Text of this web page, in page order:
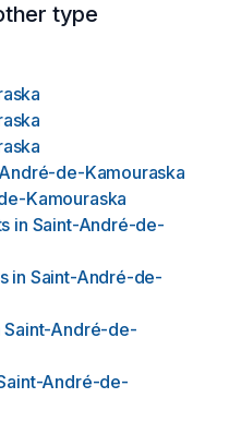
type
de-Kamouraska
Kamouraska
in Saint-André-de-
in Saint-André-de-
Saint-André-de-
André-de-